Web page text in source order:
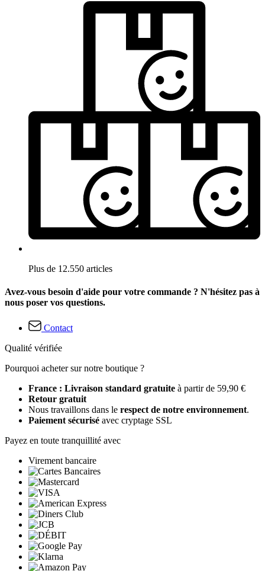
Plus de 12.550 articles
Avez-vous besoin d'aide pour votre commande ? N'hésitez pas à
nous poser vos questions.
Contact
Qualité vérifiée
Pourquoi acheter sur notre boutique ?
France : Livraison standard gratuite à partir de 59,90 €
Retour gratuit
Nous travaillons dans le respect de notre environnement.
Paiement sécurisé avec cryptage SSL
Payez en toute tranquillité avec
Virement bancaire